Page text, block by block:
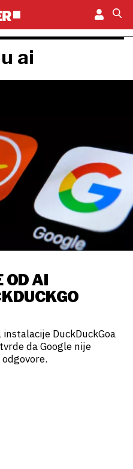
ai
OD AI
DuckDuckGoa
da Google nije